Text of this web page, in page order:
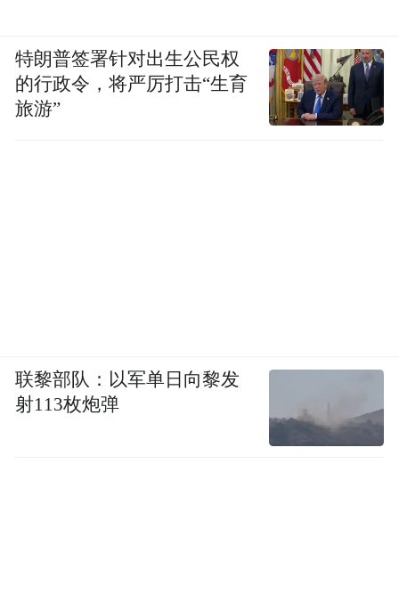
特朗普签署针对出生公民权
的行政令，将严厉打击“生育
旅游”
联黎部队：以军单日向黎发
射113枚炮弹